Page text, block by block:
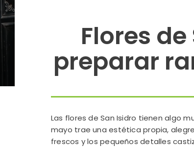
Flores
preparar
Las flores de San Isidro tienen algo
mayo trae una estética propia,
frescos y los pequeños detalles